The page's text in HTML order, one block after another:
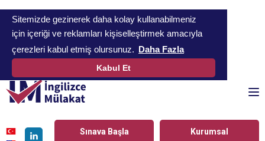
Sitemizde gezinerek daha kolay kullanabilmeniz
için içeriği ve reklamları kişiselleştirmek amacıyla
çerezleri kabul etmiş olursunuz. Daha Fazla
Kabul Et
Sınava Başla Kurumsal